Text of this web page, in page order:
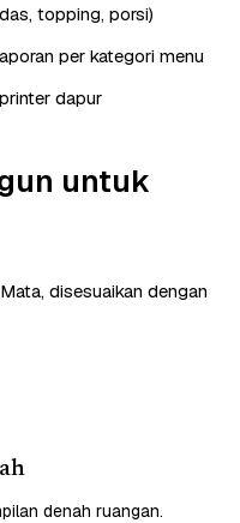
topping, porsi)
per kategori menu
dapur
untuk
disesuaikan dengan
denah ruangan.